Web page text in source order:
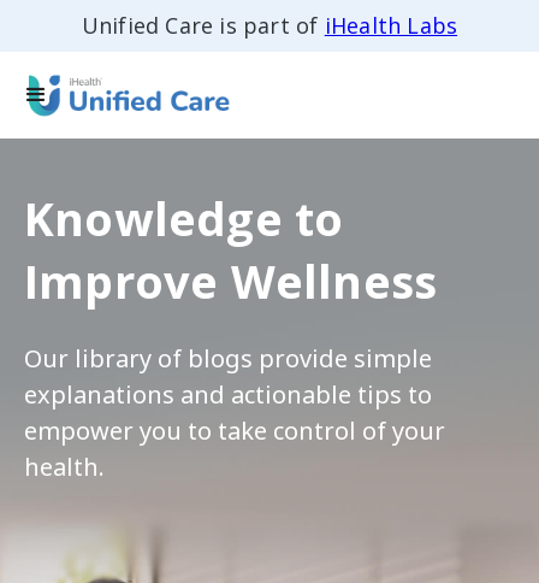
Unified Care is part of iHealth Labs
Knowledge to
Improve Wellness
Our library of blogs provide simple
explanations and actionable tips to
empower you to take control of your
health.